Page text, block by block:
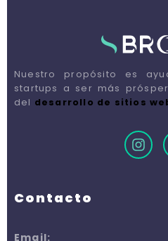
Nuestro propósito es
startups a ser más
del desarrollo de sitios
Contacto
Email: